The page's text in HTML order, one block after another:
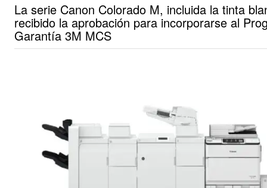
La serie Canon Colorado M, incluida la tinta
recibido la aprobación para incorporarse al
Garantía 3M MCS